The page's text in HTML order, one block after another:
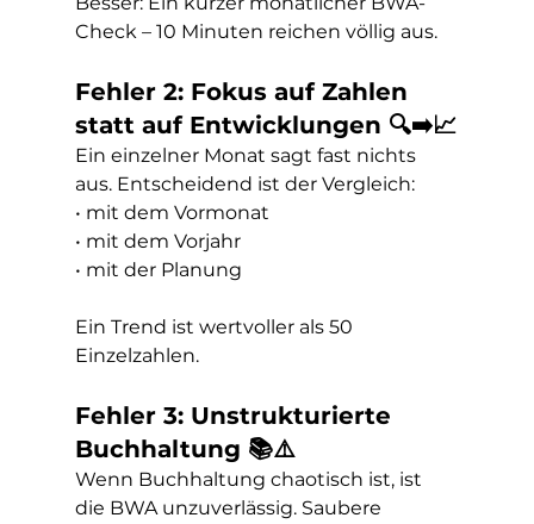
Check – 10 Minuten reichen völlig aus.
Fehler 2: Fokus auf Zahlen
statt auf Entwicklungen 🔍➡️📈
Ein einzelner Monat sagt fast nichts
aus. Entscheidend ist der Vergleich:
• mit dem Vormonat
• mit dem Vorjahr
• mit der Planung
Ein Trend ist wertvoller als 50
Einzelzahlen.
Fehler 3: Unstrukturierte
Buchhaltung 📚⚠️
Wenn Buchhaltung chaotisch ist, ist
die BWA unzuverlässig. Saubere